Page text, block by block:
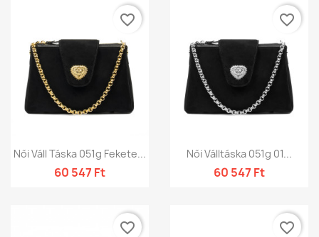
Női Váll Táska 051g Fekete...
60 547 Ft
favorite_border
Női Válltáska 051g 01...
60 547 Ft
favorite_border
favorite_border favorite_border